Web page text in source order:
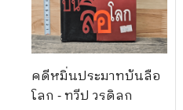
คดีหมิ่นประมาทบันลือ
โลก - ทวีป วรดิลก